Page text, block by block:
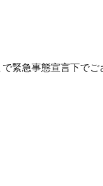
急事態宣言下でご